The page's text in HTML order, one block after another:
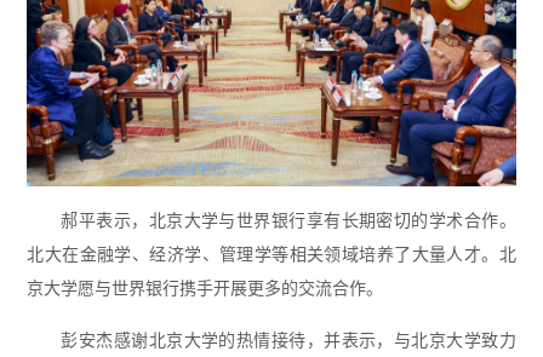
郝平表示，北京大学与世界银行享有长期密切的学术合作。
北大在金融学、经济学、管理学等相关领域培养了大量人才。北
京大学愿与世界银行携手开展更多的交流合作。
彭安杰感谢北京大学的热情接待，并表示，与北京大学致力